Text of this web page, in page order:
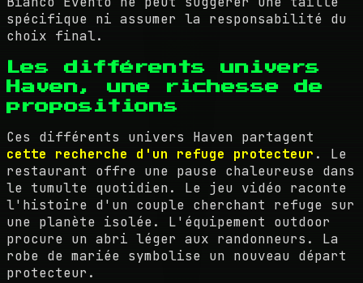
spécifique ni assumer la responsabilité du
choix final.
Les différents univers
Haven, une richesse de
propositions
Ces différents univers Haven partagent
cette recherche d'un refuge protecteur . Le
restaurant offre une pause chaleureuse dans
le tumulte quotidien. Le jeu vidéo raconte
l'histoire d'un couple cherchant refuge sur
une planète isolée. L'équipement outdoor
procure un abri léger aux randonneurs. La
robe de mariée symbolise un nouveau départ
protecteur.